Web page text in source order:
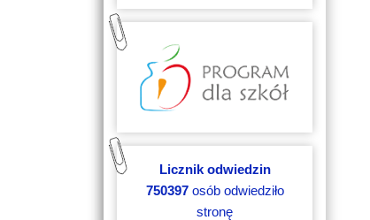
Licznik odwiedzin
750397osób odwiedziło
stronę